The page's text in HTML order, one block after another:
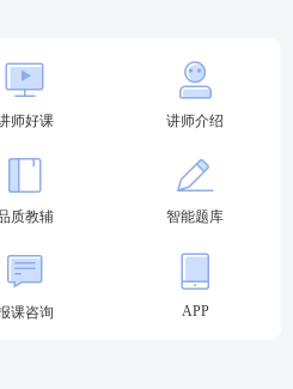
师好课 讲师介绍
质教辅 智能题库
课咨询 APP